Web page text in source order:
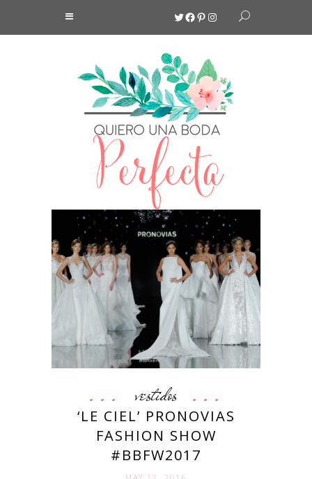
Twitter
Facebook
Pinterest
Instagram
vestidos
‘LE CIEL’ PRONOVIAS
FASHION SHOW
#BBFW2017